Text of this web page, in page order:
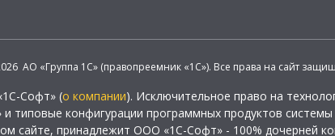
АО «Группа 1С» (правопреемник «1С»). Все права на сайт
Софт» (о компании). Исключительное право на
и типовые конфигурации программных продуктов
сайте, принадлежит ООО «1С-Софт» - 100% дочерней